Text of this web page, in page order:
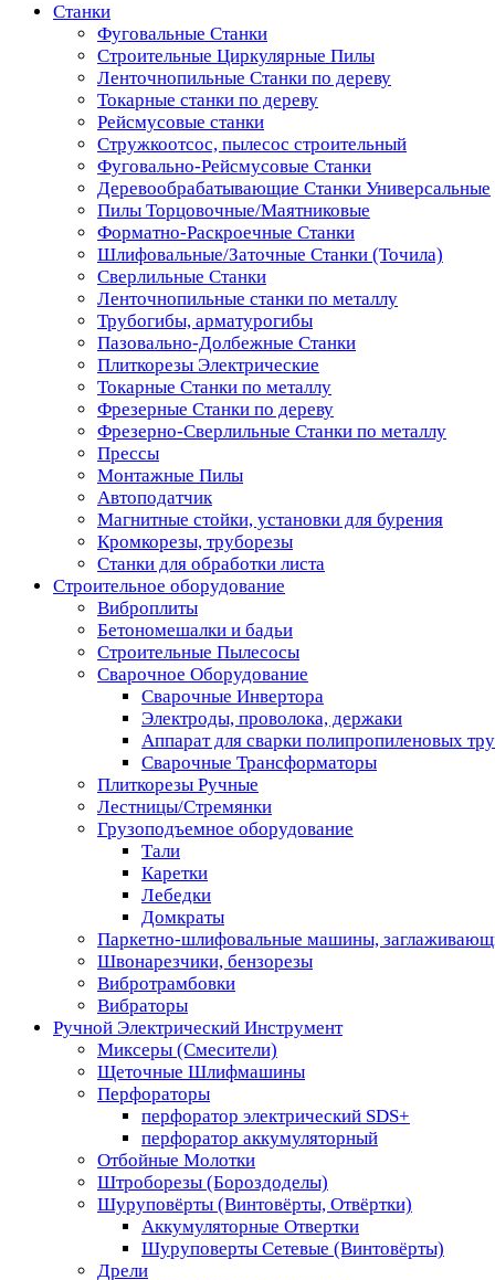
Станки
Фуговальные Станки
Строительные Циркулярные Пилы
Ленточнопильные Станки по дереву
Токарные станки по дереву
Рейсмусовые станки
Стружкоотсос, пылесос строительный
Фуговально-Рейсмусовые Станки
Деревообрабатывающие Станки Универсальные
Пилы Торцовочные/Маятниковые
Форматно-Раскроечные Станки
Шлифовальные/Заточные Станки (Точила)
Сверлильные Станки
Ленточнопильные станки по металлу
Трубогибы, арматурогибы
Пазовально-Долбежные Станки
Плиткорезы Электрические
Токарные Станки по металлу
Фрезерные Станки по дереву
Фрезерно-Сверлильные Станки по металлу
Прессы
Монтажные Пилы
Автоподатчик
Магнитные стойки, установки для бурения
Кромкорезы, труборезы
Станки для обработки листа
Строительное оборудование
Виброплиты
Бетономешалки и бадьи
Строительные Пылесосы
Сварочное Оборудование
Сварочные Инвертора
Электроды, проволока, держаки
Аппарат для сварки полипропиленовых
Сварочные Трансформаторы
Плиткорезы Ручные
Лестницы/Стремянки
Грузоподъемное оборудование
Тали
Каретки
Лебедки
Домкраты
Паркетно-шлифовальные машины,
Швонарезчики, бензорезы
Вибротрамбовки
Вибраторы
Ручной Электрический Инструмент
Миксеры (Смесители)
Щеточные Шлифмашины
Перфораторы
перфоратор электрический SDS+
перфоратор аккумуляторный
Отбойные Молотки
Штроборезы (Бороздоделы)
Шуруповёрты (Винтовёрты, Отвёртки)
Аккумуляторные Отвертки
Шуруповерты Сетевые (Винтовёрты)
Дрели